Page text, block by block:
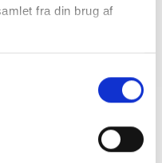
fra din brug af
inden mødet. Alt